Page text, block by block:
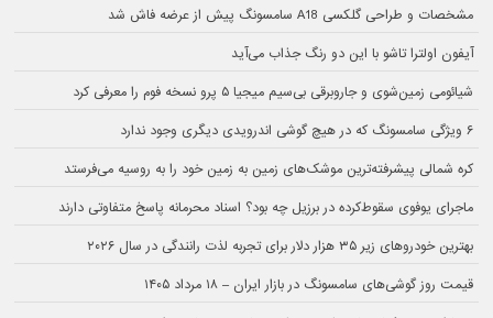
مشخصات و طراحی گلکسی A18 سامسونگ پیش از عرضه فاش شد
آیفون اولترا تاشو با این دو رنگ جذاب می‌آید
شیائومی زمین‌شوی و جاروبرقی بی‌سیم میجیا ۵ پرو نسخه فوم را معرفی کرد
۶ ویژگی سامسونگ که در هیچ گوشی اندرویدی دیگری وجود ندارد
کره شمالی پیشرفته‌ترین موشک‌های زمین به زمین خود را به روسیه می‌فرستد
ماجرای یوفوی سقوط‌کرده در برزیل چه بود؟ اسناد محرمانه پاسخ متفاوتی دارند
بهترین خودروهای زیر ۳۵ هزار دلار برای تجربه لذت رانندگی در سال ۲۰۲۶
قیمت روز گوشی‌های سامسونگ در بازار ایران – ۱۸ مرداد ۱۴۰۵